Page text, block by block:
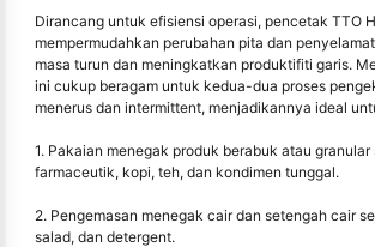
Dirancang untuk efisiensi operasi, pencetak TTO
mempermudahkan perubahan pita dan
masa turun dan meningkatkan produktifiti garis.
ini cukup beragam untuk kedua-dua proses
menerus dan intermittent, menjadikannya ideal
1. Pakaian menegak produk berabuk atau granular
farmaceutik, kopi, teh, dan kondimen tunggal.
2. Pengemasan menegak cair dan setengah cair
salad, dan detergent.